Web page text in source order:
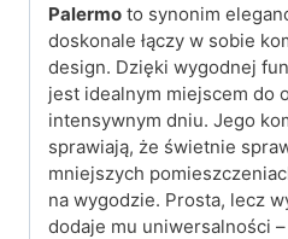
Palermo to synonim
doskonale łączy w sobie
design. Dzięki wygodnej
jest idealnym miejscem do
intensywnym dniu. Jego
sprawiają, że świetnie
mniejszych
na wygodzie. Prosta, lecz
dodaje mu uniwersalności